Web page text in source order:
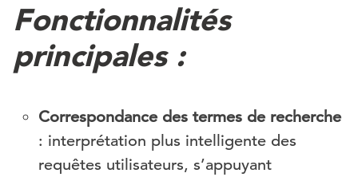
Fonctionnalités
principales :
Correspondance des termes de recherche
: interprétation plus intelligente des
requêtes utilisateurs, s’appuyant